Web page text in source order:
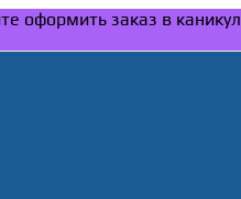
оформить заказ в